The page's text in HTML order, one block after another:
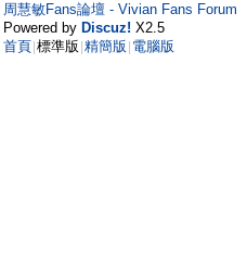
周慧敏Fans論壇 - Vivian Fans Forum
Powered by Discuz! X2.5
首頁 標準版 精簡版 電腦版